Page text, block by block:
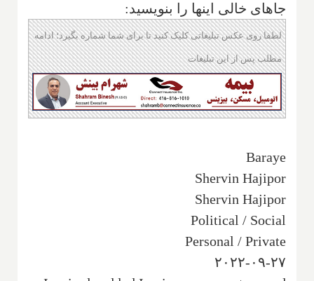
جاهای خالی اینها را بنویسید:
لطفا روی عکس تبلیغاتی کلیک کنید تا برای شما شماره بگیرد؛ ادامه
مطلب پس از این تبلیغات
Baraye
Shervin Hajipor
Shervin Hajipor
Political / Social
Personal / Private
۲۰۲۲-۰۹-۲۷